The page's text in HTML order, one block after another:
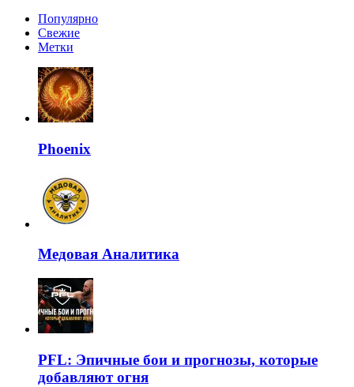
Популярно
Свежие
Метки
Phoenix
Медовая Аналитика
PFL: Эпичные бои и прогнозы, которые
добавляют огня